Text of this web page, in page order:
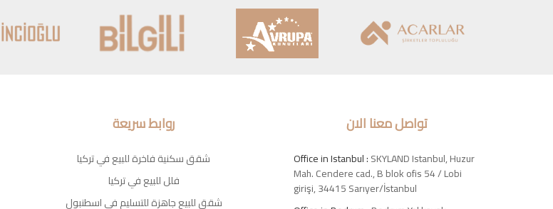
روابط سريعة
شقق سكنية فاخرة للبيع في تركيا
فلل للبيع في تركيا
شقق للبيع جاهزة للتسليم في اسطنبول
تواصل معنا الان
Office in Istanbul :SKYLAND Istanbul, Huzur
Mah. Cendere cad., B blok ofis 54 / Lobi
girişi, 34415 Sarıyer/İstanbul